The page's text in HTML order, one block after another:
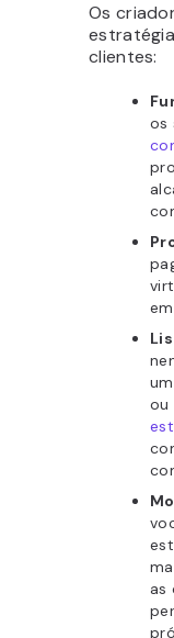
Os
clientes:
os
ou
as